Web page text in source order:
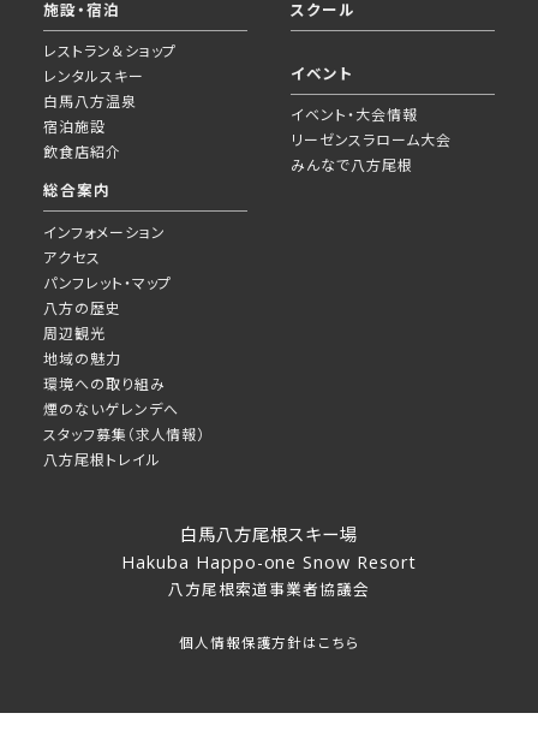
施設・宿泊
レストラン＆ショップ
レンタルスキー
白馬八方温泉
宿泊施設
飲食店紹介
スクール
イベント
イベント・大会情報
リーゼンスラローム大会
みんなで八方尾根
総合案内
インフォメーション
アクセス
パンフレット・マップ
八方の歴史
周辺観光
地域の魅力
環境への取り組み
煙のないゲレンデへ
スタッフ募集（求人情報）
八方尾根トレイル
白馬八方尾根スキー場
Hakuba Happo-one Snow Resort
八方尾根索道事業者協議会
個人情報保護方針はこちら